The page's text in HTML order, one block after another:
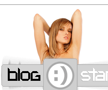
—————————————